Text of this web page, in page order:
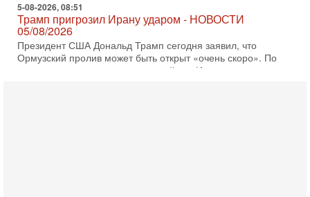
5-08-2026, 08:51
Трамп пригрозил Ирану ударом - НОВОСТИ
05/08/2026
Президент США Дональд Трамп сегодня заявил, что
Ормузский пролив может быть открыт «очень скоро». По
его словам, если этого не произойдет, Иран ждет